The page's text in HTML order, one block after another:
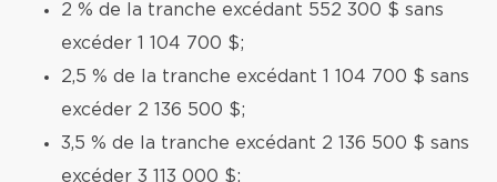
2 % de la tranche excédant 552 300 $ sans
excéder 1 104 700 $;
2,5 % de la tranche excédant 1 104 700 $ sans
excéder 2 136 500 $;
3,5 % de la tranche excédant 2 136 500 $ sans
excéder 3 113 000 $;